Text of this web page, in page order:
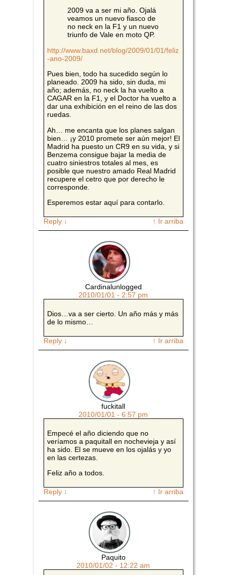
2009 va a ser mi año. Ojalá
veamos un nuevo fiasco de
no neck en la F1 y un nuevo
triunfo de Vale en moto QP.
http://www.baxd.net/blog/2009/01/01/feliz
-ano-2009/
Pues bien, todo ha sucedido según lo
planeado. 2009 ha sido, sin duda, mi
año; además, no neck la ha vuelto a
CAGAR en la F1, y el Doctor ha vuelto a
dar una exhibición en el reino de las dos
ruedas.
Ah… me encanta que los planes salgan
bien… ¡y 2010 promete ser aún mejor! El
Madrid ha puesto un CR9 en su vida, y si
Benzema consigue bajar la media de
cuatro siniestros totales al mes, es
posible que nuestro amado Real Madrid
recupere el cetro que por derecho le
corresponde.
Esperemos estar aquí para contarlo.
Reply ↓ ↑ Ir arriba
Cardinalunlogged
2010/01/01 - 2:57 pm
Dios…va a ser cierto. Un año más y más
de lo mismo…
Reply ↓ ↑ Ir arriba
fuckitall
2010/01/01 - 6:57 pm
Empecé el año diciendo que no
veríamos a paquitall en nochevieja y así
ha sido. El se mueve en los ojalás y yo
en las certezas.
Feliz año a todos.
Reply ↓ ↑ Ir arriba
Paquito
2010/01/02 - 12:22 am